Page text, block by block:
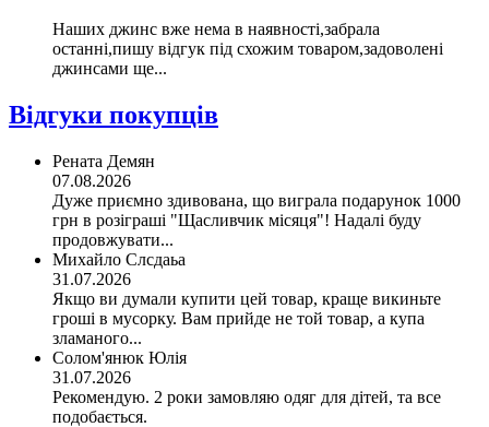
Наших джинс вже нема в наявності,забрала
останні,пишу відгук під схожим товаром,задоволені
джинсами ще...
Відгуки покупців
Рената Демян
07.08.2026
Дуже приємно здивована, що виграла подарунок 1000
грн в розіграші "Щасливчик місяця"! Надалі буду
продовжувати...
Михайло Слсдаьа
31.07.2026
Якщо ви думали купити цей товар, краще викиньте
гроші в мусорку. Вам прийде не той товар, а купа
зламаного...
Солом'янюк Юлія
31.07.2026
Рекомендую. 2 роки замовляю одяг для дітей, та все
подобається.